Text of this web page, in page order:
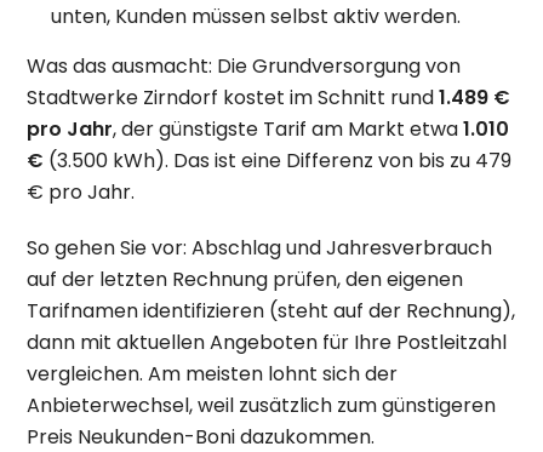
unten, Kunden müssen selbst aktiv werden.
Was das ausmacht: Die Grundversorgung von
Stadtwerke Zirndorf kostet im Schnitt rund1.489 €
pro Jahr, der günstigste Tarif am Markt etwa1.010
€ (3.500 kWh). Das ist eine Differenz von bis zu 479
€ pro Jahr.
So gehen Sie vor: Abschlag und Jahresverbrauch
auf der letzten Rechnung prüfen, den eigenen
Tarifnamen identifizieren (steht auf der Rechnung),
dann mit aktuellen Angeboten für Ihre Postleitzahl
vergleichen. Am meisten lohnt sich der
Anbieterwechsel, weil zusätzlich zum günstigeren
Preis Neukunden-Boni dazukommen.